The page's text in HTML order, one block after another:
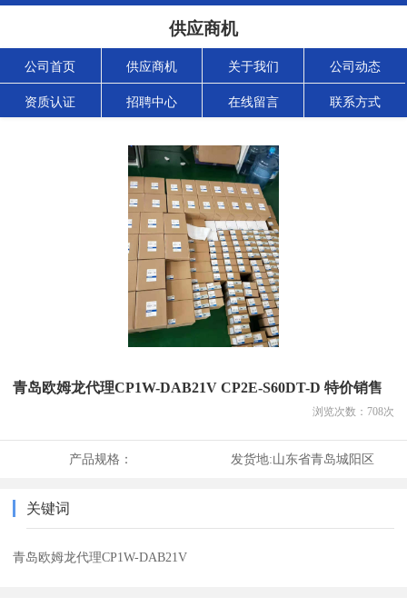
供应商机
公司首页 供应商机 关于我们 公司动态
资质认证 招聘中心 在线留言 联系方式
青岛欧姆龙代理CP1W-DAB21V CP2E-S60DT-D 特价销售
浏览次数： 708次
产品规格： 发货地:山东省青岛城阳区
关键词
青岛欧姆龙代理CP1W-DAB21V